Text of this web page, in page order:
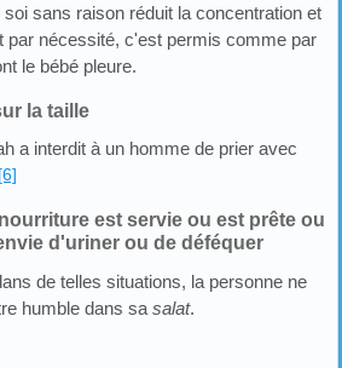
sans raison réduit la concentration et
par nécessité, c'est permis comme par
le bébé pleure.
la taille
a interdit à un homme de prier avec
[6]
est servie ou est prête ou
d'uriner ou de déféquer
de telles situations, la personne ne
humble dans sa salat.